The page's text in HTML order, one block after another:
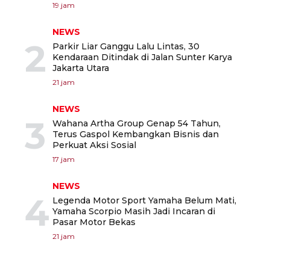
19 jam
2
NEWS
Parkir Liar Ganggu Lalu Lintas, 30
Kendaraan Ditindak di Jalan Sunter Karya
Jakarta Utara
21 jam
3
NEWS
Wahana Artha Group Genap 54 Tahun,
Terus Gaspol Kembangkan Bisnis dan
Perkuat Aksi Sosial
17 jam
4
NEWS
Legenda Motor Sport Yamaha Belum Mati,
Yamaha Scorpio Masih Jadi Incaran di
Pasar Motor Bekas
21 jam